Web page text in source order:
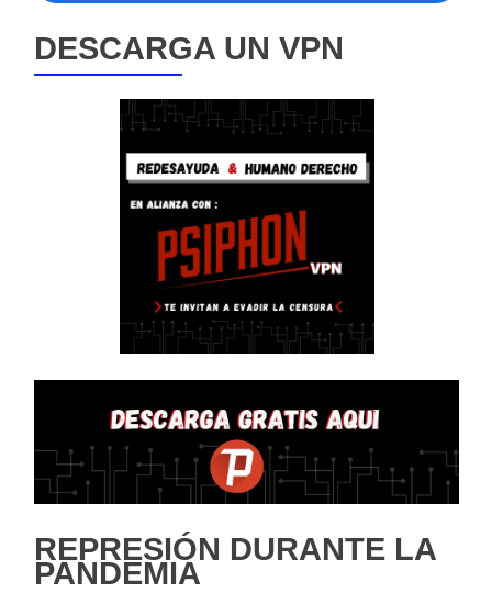
DESCARGA UN VPN
REPRESIÓN DURANTE LA
PANDEMIA